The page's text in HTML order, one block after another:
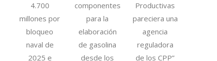
4.700
millones por
bloqueo
naval de
2025 e
componentes
para la
elaboración
de gasolina
desde los
Productivas
pareciera una
agencia
reguladora
de los CPP”